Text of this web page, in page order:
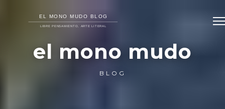
el mono mudo
BLOG